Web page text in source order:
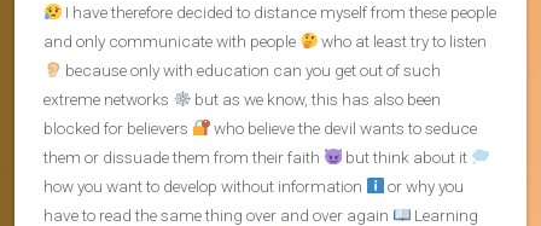
I have therefore decided to distance myself from these people
and only communicate with people
who at least try to listen
because only with education can you get out of such
extreme networks
but as we know, this has also been
blocked for believers
who believe the devil wants to seduce
them or dissuade them from their faith
but think about it
how you want to develop without information
or why you
have to read the same thing over and over again
Learning